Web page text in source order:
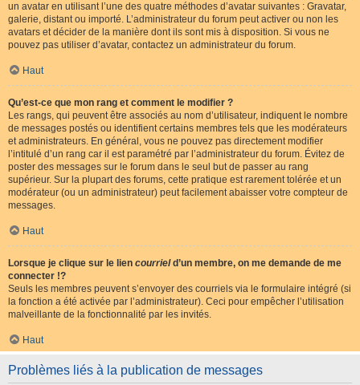
un avatar en utilisant l’une des quatre méthodes d’avatar suivantes : Gravatar,
galerie, distant ou importé. L’administrateur du forum peut activer ou non les
avatars et décider de la manière dont ils sont mis à disposition. Si vous ne
pouvez pas utiliser d’avatar, contactez un administrateur du forum.
Haut
Qu’est-ce que mon rang et comment le modifier ?
Les rangs, qui peuvent être associés au nom d’utilisateur, indiquent le nombre
de messages postés ou identifient certains membres tels que les modérateurs
et administrateurs. En général, vous ne pouvez pas directement modifier
l’intitulé d’un rang car il est paramétré par l’administrateur du forum. Évitez de
poster des messages sur le forum dans le seul but de passer au rang
supérieur. Sur la plupart des forums, cette pratique est rarement tolérée et un
modérateur (ou un administrateur) peut facilement abaisser votre compteur de
messages.
Haut
Lorsque je clique sur le lien courrield’un membre, on me demande de me
connecter !?
Seuls les membres peuvent s’envoyer des courriels via le formulaire intégré (si
la fonction a été activée par l’administrateur). Ceci pour empêcher l’utilisation
malveillante de la fonctionnalité par les invités.
Haut
Problèmes liés à la publication de messages